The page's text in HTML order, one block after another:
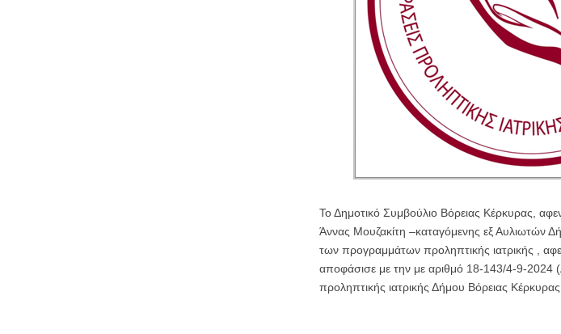
Το Δημοτικό Συμβούλιο Βόρειας Κέρκυρας,
Άννας Μουζακίτη –καταγόμενης εξ Αυλιωτών
των προγραμμάτων προληπτικής ιατρικής ,
αποφάσισε με την με αριθμό 18-143/4-9-
προληπτικής ιατρικής Δήμου Βόρειας